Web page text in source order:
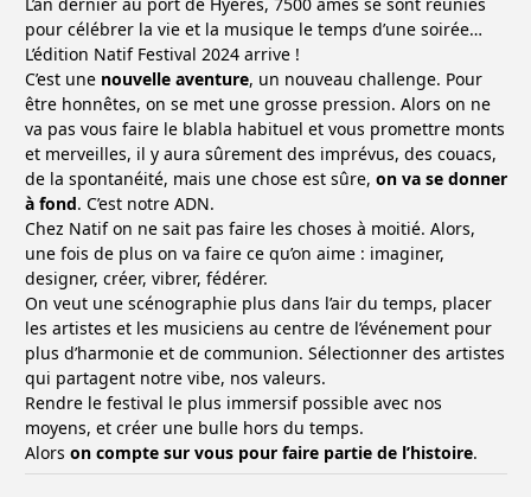
pour célébrer la vie et la musique le temps d’une soirée…
L’édition Natif Festival 2024 arrive !
C’est une nouvelle aventure, un nouveau challenge. Pour
être honnêtes, on se met une grosse pression. Alors on ne
va pas vous faire le blabla habituel et vous promettre monts
et merveilles, il y aura sûrement des imprévus, des couacs,
de la spontanéité, mais une chose est sûre, on va se donner
à fond. C’est notre ADN.
Chez Natif on ne sait pas faire les choses à moitié. Alors,
une fois de plus on va faire ce qu’on aime : imaginer,
designer, créer, vibrer, fédérer.
On veut une scénographie plus dans l’air du temps, placer
les artistes et les musiciens au centre de l’événement pour
plus d’harmonie et de communion. Sélectionner des artistes
qui partagent notre vibe, nos valeurs.
Rendre le festival le plus immersif possible avec nos
moyens, et créer une bulle hors du temps.
Alors on compte sur vous pour faire partie de l’histoire.